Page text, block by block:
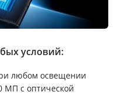
условий:
любом освещении
МП с оптической